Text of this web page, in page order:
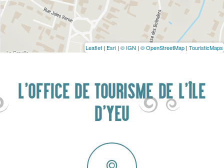
Leaflet | Esri | © IGN | © OpenStreetMap | TouristicMaps
L'OFFICE DE TOURISME DE L'ÎLE
D'YEU